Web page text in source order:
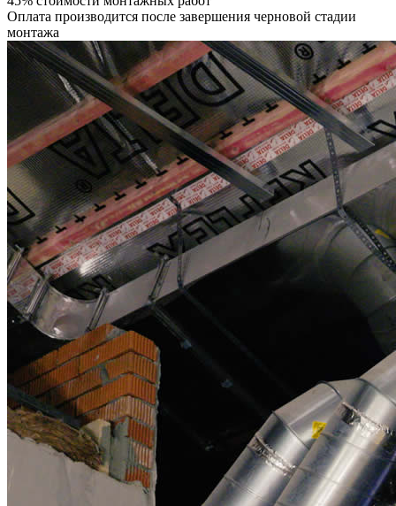
Оплата производится после завершения черновой стадии
монтажа